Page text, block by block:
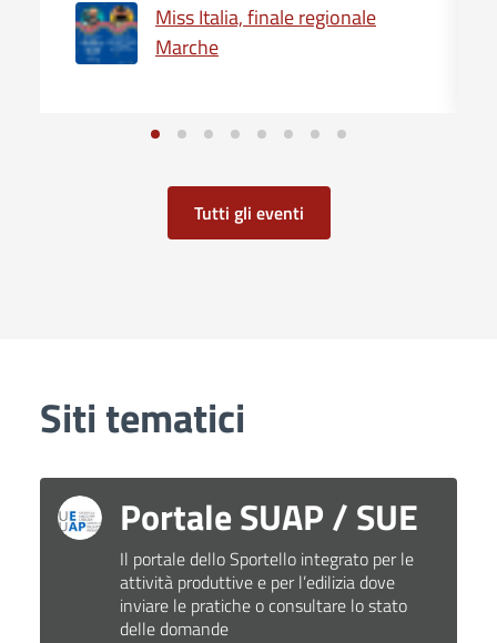
Miss Italia, finale regionale
Marche
Tutti gli eventi
Siti tematici
Portale SUAP / SUE
Il portale dello Sportello integrato per le
attività produttive e per l’edilizia dove
inviare le pratiche o consultare lo stato
delle domande